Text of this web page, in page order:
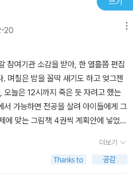
20
참여기관 소감을 받아, 한 열흘쯤 편집
며칠은 밤을 꼴딱 새기도 하고 엊그젠
늘은 12시까지 죽은 듯 자려고 했는
가능하면 전공을 살려 아이들에게 그
에 맞는 그림책 4권씩 계획안에 넣었는
셉으로 책 읽어주는 사진을 넣었는데, 사
찾아보는 것도 재밌다.^^˝그래, 이런
중한다면 아이들이 아니지~ㅋㅋ˝사진
더보기